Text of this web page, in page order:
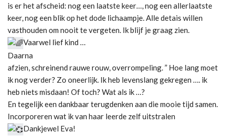
is er het afscheid: nog een laatste keer…, nog een allerlaatste
keer, nog een blik op het dode lichaampje. Alle detais willen
vasthouden om nooit te vergeten. Ik blijf je graag zien.
Vaarwel lief kind …
Daarna
afzien, schreinend rauwe rouw, overrompeling. ” Hoe lang moet
ik nog verder? Zo oneerlijk. Ik heb levenslang gekregen …. ik
heb niets misdaan! Of toch? Wat als ik …?
En tegelijk een dankbaar terugdenken aan die mooie tijd samen.
Incorporeren wat ik van haar leerde zelf uitstralen
Dankjewel Eva!